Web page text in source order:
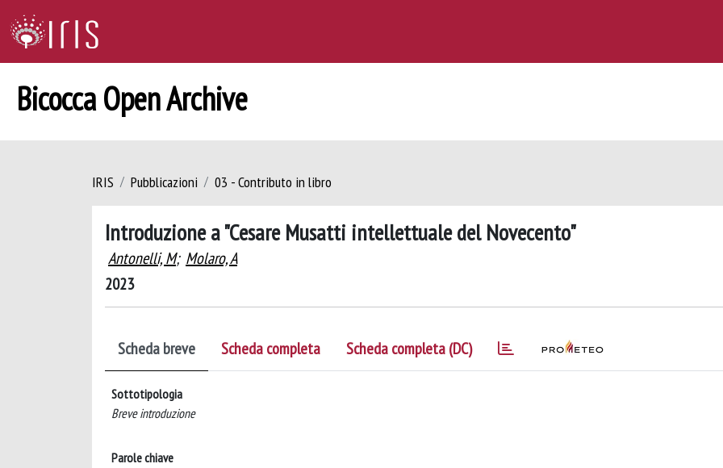
Bicocca Open Archive
IRIS Pubblicazioni 03 - Contributo in libro
Introduzione a "Cesare Musatti intellettuale del Novecento"
Antonelli, M; Molaro, A
2023
Scheda breve Scheda completa Scheda completa (DC)
Sottotipologia
Breve introduzione
Parole chiave